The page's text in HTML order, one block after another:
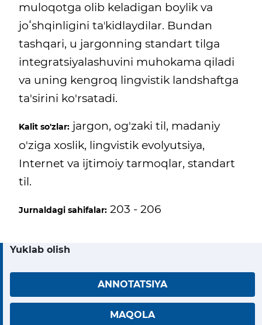
muloqotga olib keladigan boylik va
joʻshqinligini taʼkidlaydilar. Bundan
tashqari, u jargonning standart tilga
integratsiyalashuvini muhokama qiladi
va uning kengroq lingvistik landshaftga
ta'sirini ko'rsatadi.
Kalit so'zlar: jargon, og'zaki til, madaniy
o'ziga xoslik, lingvistik evolyutsiya,
Internet va ijtimoiy tarmoqlar, standart
til.
Jurnaldagi sahifalar: 203 - 206
Yuklab olish
ANNOTATSIYA
MAQOLA